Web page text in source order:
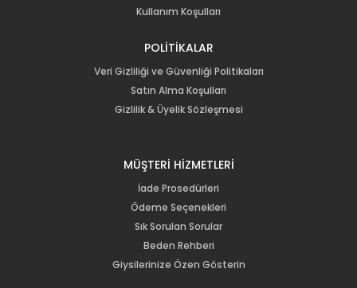
Kullanım Koşulları
POLİTİKALAR
Veri Gizliliği ve Güvenliği Politikaları
Satın Alma Koşulları
Gizlilik & Üyelik Sözleşmesi
MÜŞTERİ HİZMETLERİ
İade Prosedürleri
Ödeme Seçenekleri
Sık Sorulan Sorular
Beden Rehberi
Giysilerinize Özen Gösterin